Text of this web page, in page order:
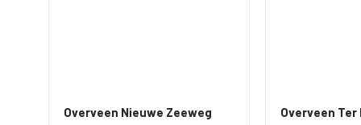
Overveen Nieuwe Zeeweg Overveen